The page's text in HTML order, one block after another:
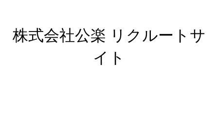
株式会社公楽 リクルートサ
イト